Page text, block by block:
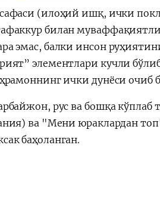
(илоҳий ишқ, ички
билан
эмас, балки инсон
элементлари кучли
ички дунёси очиб
рус ва бошқа кўплаб
ва "Мени юраклардан
баҳоланган.